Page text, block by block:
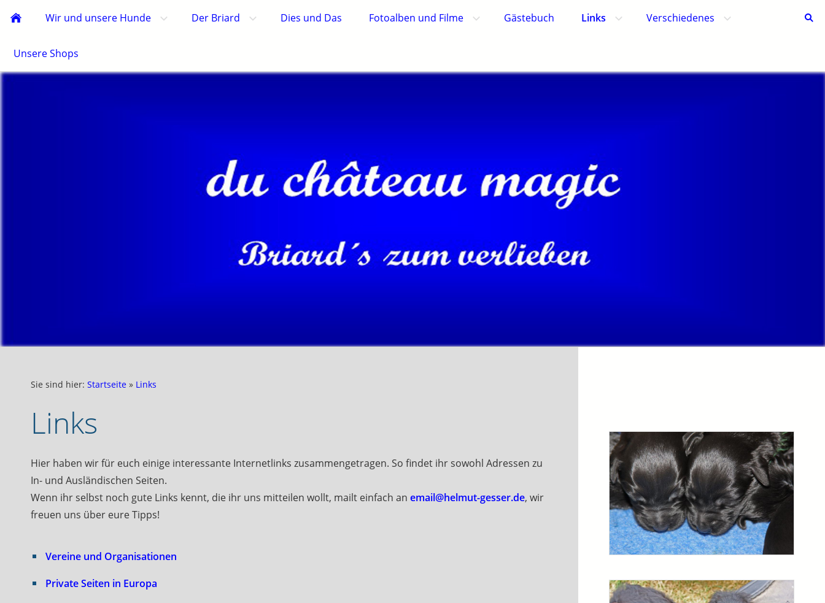
Wir und unsere Hunde Der Briard Dies und Das Fotoalben und Filme Gästebuch Links Verschiedenes
Unsere Shops
Sie sind hier: Startseite » Links
Links
Hier haben wir für euch einige interessante Internetlinks zusammengetragen. So findet ihr sowohl Adressen zu
In- und Ausländischen Seiten.
Wenn ihr selbst noch gute Links kennt, die ihr uns mitteilen wollt, mailt einfach an email@helmut-gesser.de, wir
freuen uns über eure Tipps!
Vereine und Organisationen
Private Seiten in Europa